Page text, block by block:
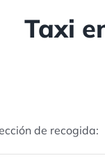
Taxi
de recogida: